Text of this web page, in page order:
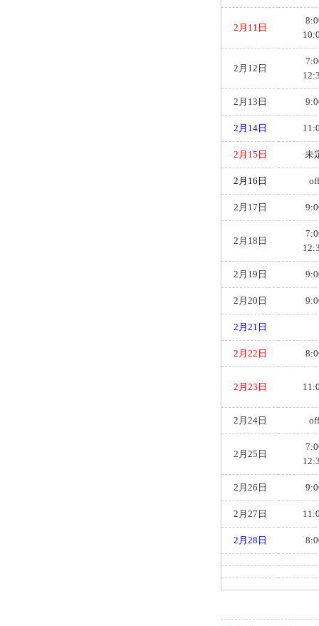
2月11日
2月12日
2月13日
2月14日
2月15日 未
2月16日 off
2月17日
2月18日
2月19日
2月20日
2月21日
2月22日
2月23日
2月24日 off
2月25日
2月26日
2月27日
2月28日